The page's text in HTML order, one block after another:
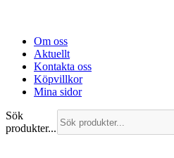
Om oss
Aktuellt
Kontakta oss
Köpvillkor
Mina sidor
Sök
produkter...